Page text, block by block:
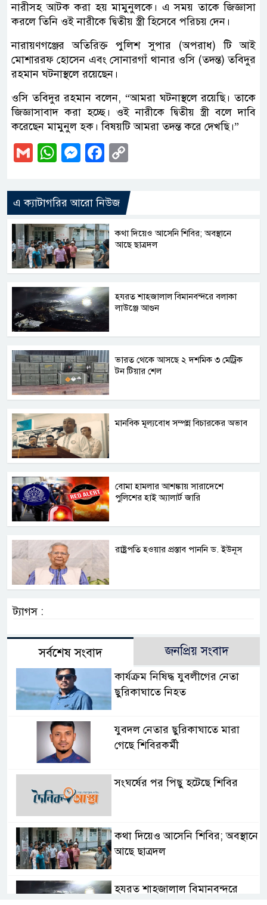
নারীসহ আটক করা হয় মামুনুলকে। এ সময় তাকে জিজ্ঞাসা
করলে তিনি ওই নারীকে দ্বিতীয় স্ত্রী হিসেবে পরিচয় দেন।
নারায়ণগঞ্জের অতিরিক্ত পুলিশ সুপার (অপরাধ) টি আই
মোশাররফ হোসেন এবং সোনারগাঁ থানার ওসি (তদন্ত) তবিদুর
রহমান ঘটনাস্থলে রয়েছেন।
ওসি তবিদুর রহমান বলেন, “আমরা ঘটনাস্থলে রয়েছি। তাকে
জিজ্ঞাসাবাদ করা হচ্ছে। ওই নারীকে দ্বিতীয় স্ত্রী বলে দাবি
করেছেন মামুনুল হক। বিষয়টি আমরা তদন্ত করে দেখছি।”
GmailWhatsApp
Messenger
Facebook
এ ক্যাটাগরির আরো নিউজ
কথা দিয়েও আসেনি শিবির; অবস্থানে
আছে ছাত্রদল
হযরত শাহজালাল বিমানবন্দরে বলাকা
লাউঞ্জে আগুন
ভারত থেকে আসছে ২ দশমিক ৩ মেট্রিক
টন টিয়ার শেল
মানবিক মূল্যবোধ সম্পন্ন বিচারকের অভাব
বোমা হামলার আশঙ্কায় সারাদেশে
পুলিশের হাই অ্যালার্ট জারি
রাষ্ট্রপতি হওয়ার প্রস্তাব পাননি ড. ইউনূস
ট্যাগস :
সর্বশেষ সংবাদ জনপ্রিয় সংবাদ
কার্যক্রম নিষিদ্ধ যুবলীগের নেতা
ছুরিকাঘাতে নিহত
যুবদল নেতার ছুরিকাঘাতে মারা
গেছে শিবিরকর্মী
সংঘর্ষের পর পিছু হটেছে শিবির
কথা দিয়েও আসেনি শিবির; অবস্থানে
আছে ছাত্রদল
হযরত শাহজালাল বিমানবন্দরে